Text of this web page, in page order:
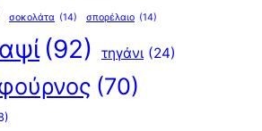
σοκολάτα (14) σπορέλαιο (14)
(92) τηγάνι (24)
(70)